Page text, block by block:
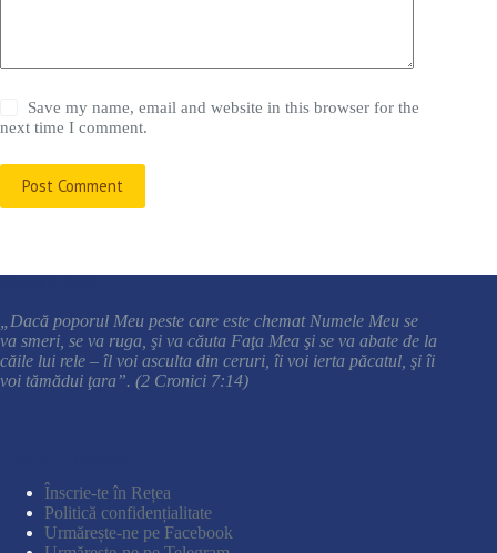
Save my name, email and website in this browser for the
next time I comment.
Post Comment
„Dacă poporul Meu peste care este chemat Numele Meu se
va smeri, se va ruga, şi va căuta Faţa Mea şi se va abate de la
căile lui rele – îl voi asculta din ceruri, îi voi ierta păcatul, şi îi
voi tămădui ţara”. (2 Cronici 7:14)
Înscrie-te în Rețea
Politică confidențialitate
Urmărește-ne pe Facebook